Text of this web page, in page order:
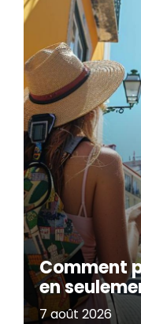
Comment
en
7 août 2026